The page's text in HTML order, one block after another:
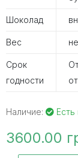
Шоколад
Вес
Срок
годности
Наличие: Есть
3600.00